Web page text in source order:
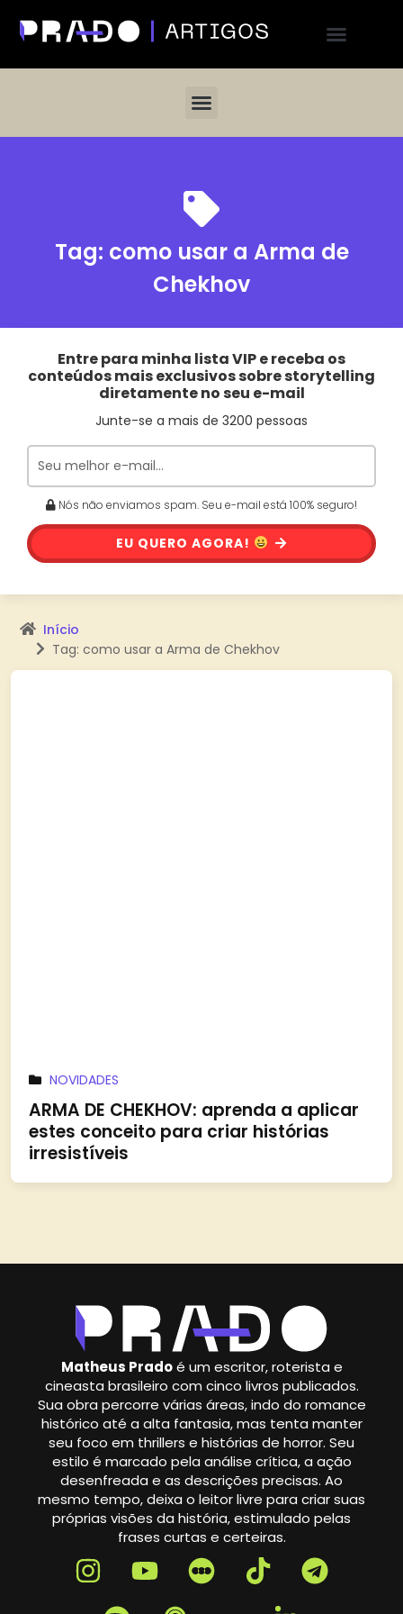
Tag: como usar a Arma de
Chekhov
Entre para minha lista VIP e receba os
conteúdos mais exclusivos sobre storytelling
diretamente no seu e-mail
Junte-se a mais de 3200 pessoas
Nós não enviamos spam. Seu e-mail está 100% seguro!
EU QUERO AGORA!
Início
Tag: como usar a Arma de Chekhov
NOVIDADES
ARMA DE CHEKHOV: aprenda a aplicar
estes conceito para criar histórias
irresistíveis
Matheus Pradoé um escritor, roterista e
cineasta brasileiro com cinco livros publicados.
Sua obra percorre várias áreas, indo do romance
histórico até a alta fantasia, mas tenta manter
seu foco em thrillers e histórias de horror. Seu
estilo é marcado pela análise crítica, a ação
desenfreada e as descrições precisas. Ao
mesmo tempo, deixa o leitor livre para criar suas
próprias visões da história, estimulado pelas
frases curtas e certeiras.